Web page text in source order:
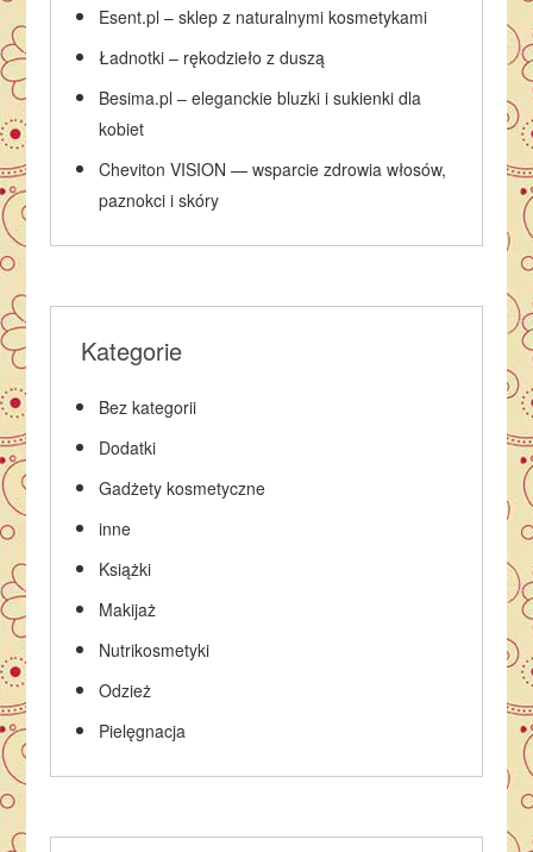
Esent.pl – sklep z naturalnymi kosmetykami
Ładnotki – rękodzieło z duszą
Besima.pl – eleganckie bluzki i sukienki dla
kobiet
Cheviton VISION — wsparcie zdrowia włosów,
paznokci i skóry
Kategorie
Bez kategorii
Dodatki
Gadżety kosmetyczne
inne
Książki
Makijaż
Nutrikosmetyki
Odzież
Pielęgnacja